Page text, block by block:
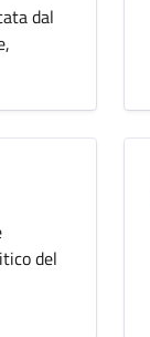
dal
del